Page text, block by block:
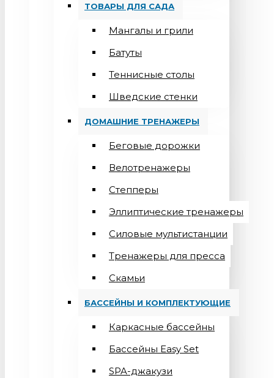
ТОВАРЫ ДЛЯ САДА
Мангалы и грили
Батуты
Теннисные столы
Шведские стенки
ДОМАШНИЕ ТРЕНАЖЕРЫ
Беговые дорожки
Велотренажеры
Степперы
Эллиптические тренажеры
Силовые мультистанции
Тренажеры для пресса
Скамьи
БАССЕЙНЫ И КОМПЛЕКТУЮЩИЕ
Каркасные бассейны
Бассейны Easy Set
SPA-джакузи